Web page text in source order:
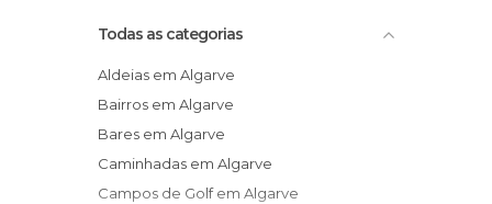
Todas as categorias
Aldeias em Algarve
Bairros em Algarve
Bares em Algarve
Caminhadas em Algarve
Campos de Golf em Algarve